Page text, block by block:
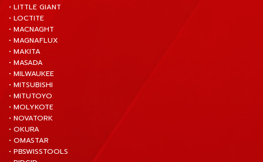
• LITTLE GIANT
• LOCTITE
• MACNAGHT
• MAGNAFLUX
• MAKITA
• MASADA
• MILWAUKEE
• MITSUBISHI
• MITUTOYO
• MOLYKOTE
• NOVATORK
• OKURA
• OMASTAR
• PBSWISSTOOLS